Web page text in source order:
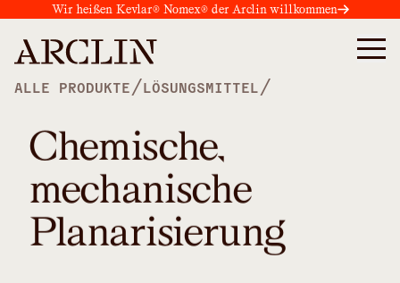
Wir heißen Kevlar® Nomex® der Arclin willkommen
ALLE PRODUKTE /LÖSUNGSMITTEL /
Chemische,
mechanische
Planarisierung